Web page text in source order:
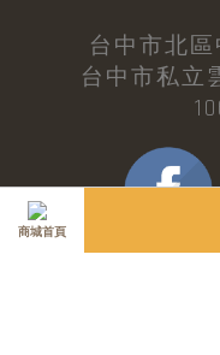
商城首頁
台中市北區
台中市私立